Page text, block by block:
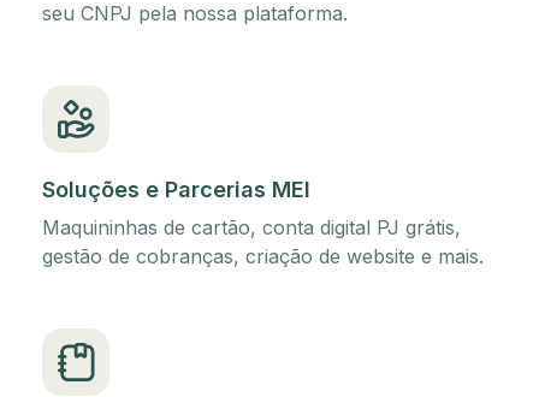
seu CNPJ pela nossa plataforma.
Soluções e Parcerias MEI
Maquininhas de cartão, conta digital PJ grátis,
gestão de cobranças, criação de website e mais.